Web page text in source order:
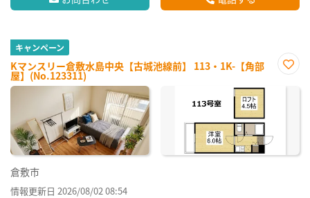
キャンペーン
Kマンスリー倉敷水島中央【古城池線前】 113・1K-【角部
屋】(No.123311)
に入
倉敷市
情報更新日 2026/08/02 08:54